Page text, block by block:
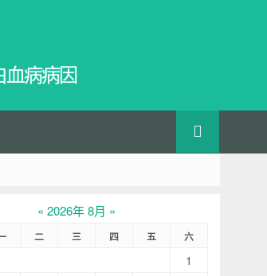
病病因
« 2026年 8月 »
二 三 四 五 六
1